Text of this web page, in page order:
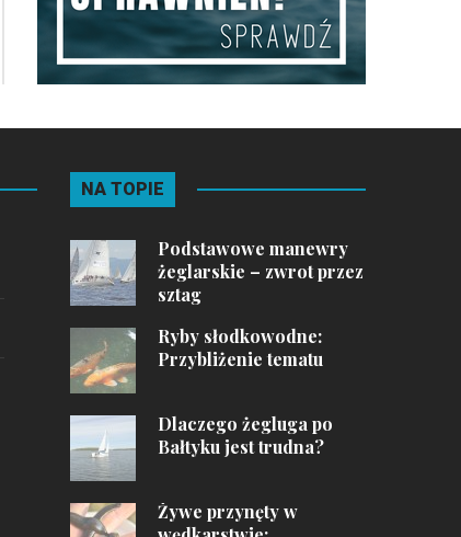
NA TOPIE
Podstawowe manewry
żeglarskie – zwrot przez
sztag
Ryby słodkowodne:
Przybliżenie tematu
Dlaczego żegluga po
Bałtyku jest trudna?
Żywe przynęty w